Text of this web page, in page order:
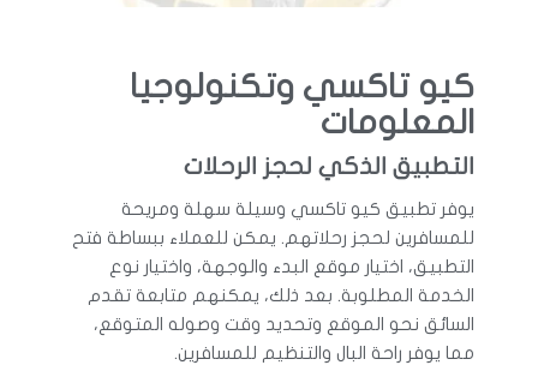
كيو تاكسي وتكنولوجيا
المعلومات
التطبيق الذكي لحجز الرحلات
يوفر تطبيق كيو تاكسي وسيلة سهلة ومريحة
للمسافرين لحجز رحلاتهم. يمكن للعملاء ببساطة فتح
التطبيق، اختيار موقع البدء والوجهة، واختيار نوع
الخدمة المطلوبة. بعد ذلك، يمكنهم متابعة تقدم
السائق نحو الموقع وتحديد وقت وصوله المتوقع،
مما يوفر راحة البال والتنظيم للمسافرين.